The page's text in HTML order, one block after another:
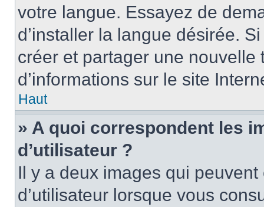
votre langue. Essayez de
d’installer la langue désirée.
créer et partager une
d’informations sur le site
Haut
» A quoi correspondent les
d’utilisateur ?
Il y a deux images qui
d’utilisateur lorsque vous